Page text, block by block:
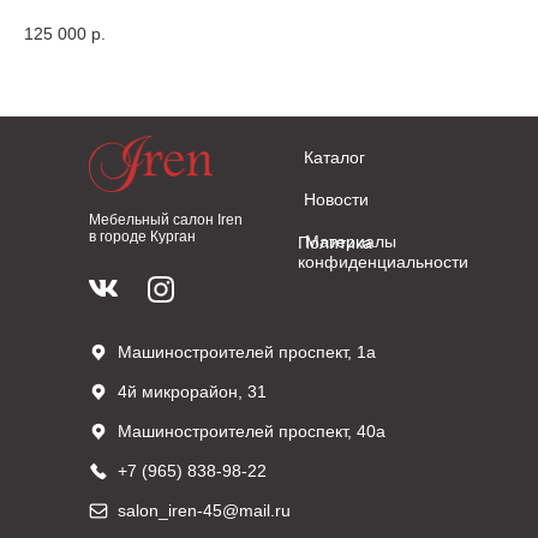
125 000 р.
Машиностроителей проспект, 1а
4й микрорайон, 31
Машиностроителей проспект, 40а
+7 (965) 838-98-22
salon_iren-45@mail.ru
Каталог
Новости
Политика
конфиденциальности
Материалы
Мебельный салон Iren
в городе Курган